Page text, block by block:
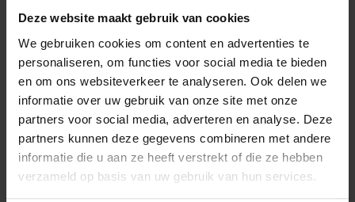
Deze website maakt gebruik van cookies
We gebruiken cookies om content en advertenties te
personaliseren, om functies voor social media te bieden
en om ons websiteverkeer te analyseren. Ook delen we
informatie over uw gebruik van onze site met onze
partners voor social media, adverteren en analyse. Deze
partners kunnen deze gegevens combineren met andere
informatie die u aan ze heeft verstrekt of die ze hebben
verzameld op basis van uw gebruik van hun services.
Sjaak Dijkslag
Disciplineleider Houtbouw
RegioOverijssel
Stuur mij een email
Dura Vermeer Infra Regio Noord Oost
INFRA